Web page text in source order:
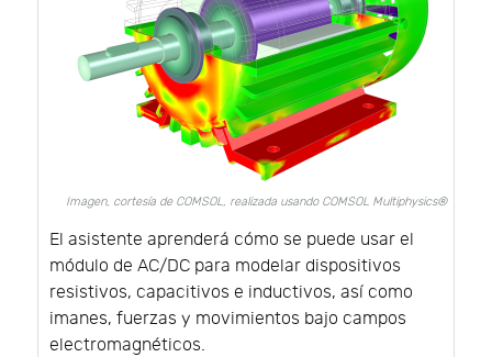
Imagen, cortesía de COMSOL, realizada usando COMSOL Multiphysics®
El asistente aprenderá cómo se puede usar el
módulo de AC/DC para modelar dispositivos
resistivos, capacitivos e inductivos, así como
imanes, fuerzas y movimientos bajo campos
electromagnéticos.